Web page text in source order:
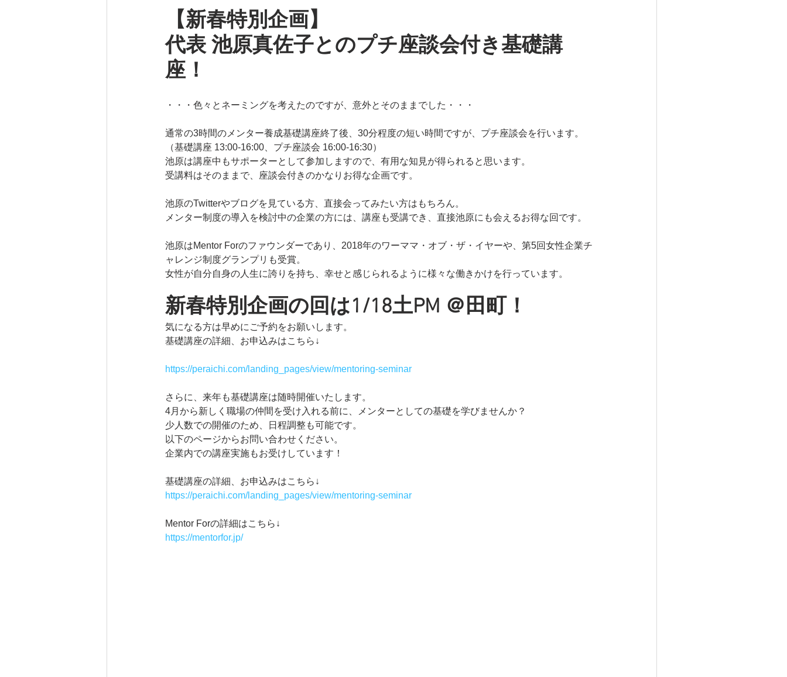
【新春特別企画】
代表 池原真佐子とのプチ座談会付き基礎講
座！
・・・色々とネーミングを考えたのですが、意外とそのままでした・・・
通常の3時間のメンター養成基礎講座終了後、30分程度の短い時間ですが、プチ座談会を行います。
（基礎講座 13:00-16:00、プチ座談会 16:00-16:30）
池原は講座中もサポーターとして参加しますので、有用な知見が得られると思います。
受講料はそのままで、座談会付きのかなりお得な企画です。
池原のTwitterやブログを見ている方、直接会ってみたい方はもちろん。
メンター制度の導入を検討中の企業の方には、講座も受講でき、直接池原にも会えるお得な回です。
池原はMentor Forのファウンダーであり、2018年のワーママ・オブ・ザ・イヤーや、第5回女性企業チ
ャレンジ制度グランプリも受賞。
女性が自分自身の人生に誇りを持ち、幸せと感じられるように様々な働きかけを行っています。
新春特別企画の回は1/18土PM ＠田町！
気になる方は早めにご予約をお願いします。
基礎講座の詳細、お申込みはこちら↓
https://peraichi.com/landing_pages/view/mentoring-seminar
さらに、来年も基礎講座は随時開催いたします。
4月から新しく職場の仲間を受け入れる前に、メンターとしての基礎を学びませんか？
少人数での開催のため、日程調整も可能です。
以下のページからお問い合わせください。
企業内での講座実施もお受けしています！
基礎講座の詳細、お申込みはこちら↓
https://peraichi.com/landing_pages/view/mentoring-seminar
Mentor Forの詳細はこちら↓
https://mentorfor.jp/